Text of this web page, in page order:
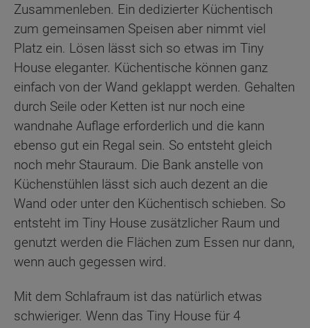
Zusammenleben. Ein dedizierter Küchentisch
zum gemeinsamen Speisen aber nimmt viel
Platz ein. Lösen lässt sich so etwas im Tiny
House eleganter. Küchentische können ganz
einfach von der Wand geklappt werden. Gehalten
durch Seile oder Ketten ist nur noch eine
wandnahe Auflage erforderlich und die kann
ebenso gut ein Regal sein. So entsteht gleich
noch mehr Stauraum. Die Bank anstelle von
Küchenstühlen lässt sich auch dezent an die
Wand oder unter den Küchentisch schieben. So
entsteht im Tiny House zusätzlicher Raum und
genutzt werden die Flächen zum Essen nur dann,
wenn auch gegessen wird.
Mit dem Schlafraum ist das natürlich etwas
schwieriger. Wenn das Tiny House für 4